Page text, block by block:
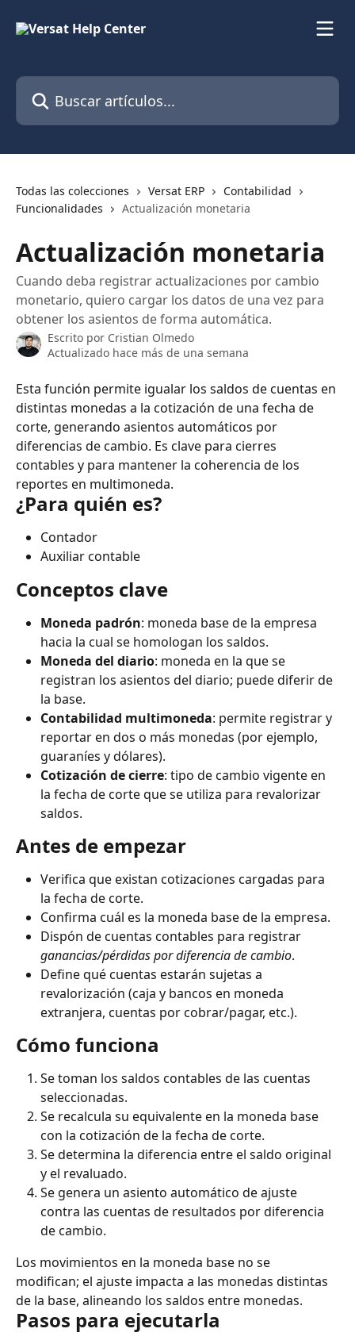
Buscar artículos...
Todas las colecciones Versat ERP
Contabilidad
Funcionalidades
Actualización monetaria
Actualización monetaria
Cuando deba registrar actualizaciones por cambio
monetario, quiero cargar los datos de una vez para
obtener los asientos de forma automática.
Escrito por Cristian Olmedo
Actualizado hace más de una semana
Esta función permite igualar los saldos de cuentas en
distintas monedas a la cotización de una fecha de
corte, generando asientos automáticos por
diferencias de cambio. Es clave para cierres
contables y para mantener la coherencia de los
reportes en multimoneda.
¿Para quién es?
Contador
Auxiliar contable
Conceptos clave
Moneda padrón: moneda base de la empresa
hacia la cual se homologan los saldos.
Moneda del diario: moneda en la que se
registran los asientos del diario; puede diferir de
la base.
Contabilidad multimoneda: permite registrar y
reportar en dos o más monedas (por ejemplo,
guaraníes y dólares).
Cotización de cierre: tipo de cambio vigente en
la fecha de corte que se utiliza para revalorizar
saldos.
Antes de empezar
Verifica que existan cotizaciones cargadas para
la fecha de corte.
Confirma cuál es la moneda base de la empresa.
Dispón de cuentas contables para registrar
ganancias/pérdidas por diferencia de cambio.
Define qué cuentas estarán sujetas a
revalorización (caja y bancos en moneda
extranjera, cuentas por cobrar/pagar, etc.).
Cómo funciona
Se toman los saldos contables de las cuentas
seleccionadas.
Se recalcula su equivalente en la moneda base
con la cotización de la fecha de corte.
Se determina la diferencia entre el saldo original
y el revaluado.
Se genera un asiento automático de ajuste
contra las cuentas de resultados por diferencia
de cambio.
Los movimientos en la moneda base no se
modifican; el ajuste impacta a las monedas distintas
de la base, alineando los saldos entre monedas.
Pasos para ejecutarla